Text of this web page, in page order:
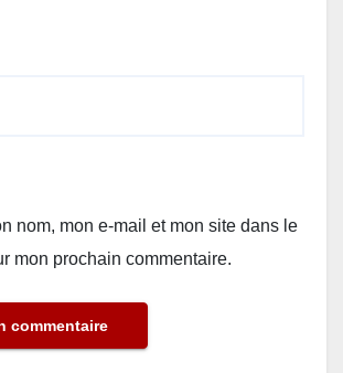
nom, mon e-mail et mon site dans le
mon prochain commentaire.